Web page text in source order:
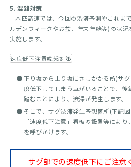
5. 混雑対策
本四高速では、今回の渋滞予測やこれま
ルデンウィークやお盆、年末年始等)の状況
実施します。
速度低下注意喚起対策
下り坂から上り坂にさしかかる所(サ
度低下してしまう車がいることで、後
踏むことにより、渋滞が発生します。
そこで、サグ渋滞発生予想箇所(下記
「速度低下注意」看板の設置等によ
を呼びかけます。
サグ部での速度低下にご注意